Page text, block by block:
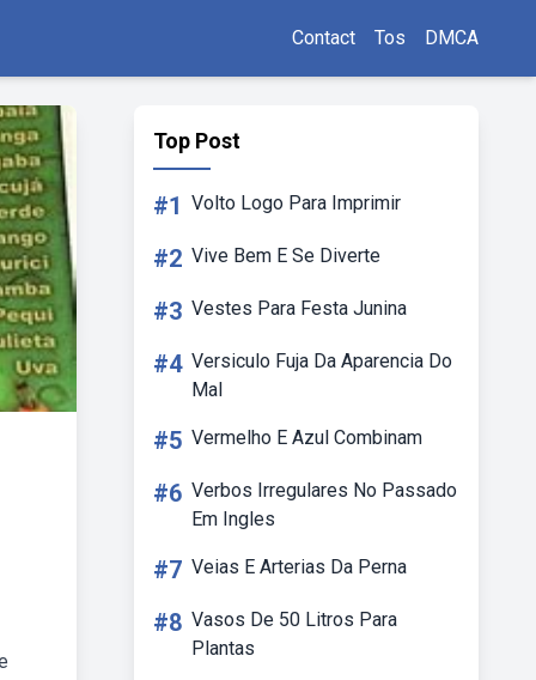
Contact Tos DMCA
Top Post
#1 Volto Logo Para Imprimir
#2 Vive Bem E Se Diverte
#3 Vestes Para Festa Junina
#4 Versiculo Fuja Da Aparencia Do
Mal
#5 Vermelho E Azul Combinam
#6 Verbos Irregulares No Passado
Em Ingles
#7 Veias E Arterias Da Perna
#8 Vasos De 50 Litros Para
Plantas